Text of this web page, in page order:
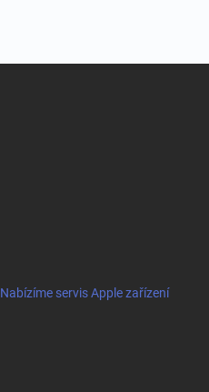
Nabízíme servis Apple zařízení